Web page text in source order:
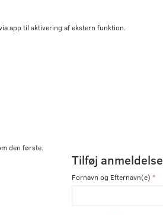
app til aktivering af ekstern funktion.
den første.
Tilføj
Fornavn og Efternavn(e)